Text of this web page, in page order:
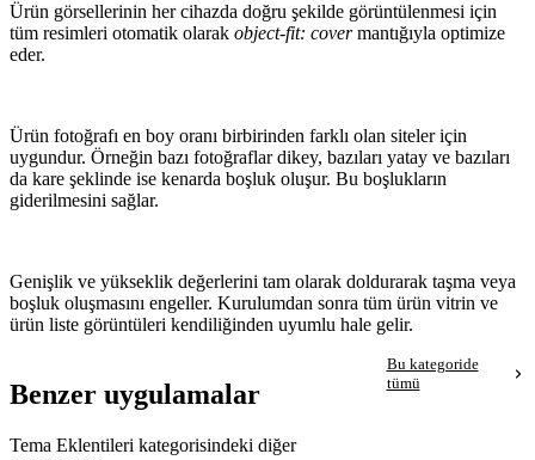
Ürün görsellerinin her cihazda doğru şekilde görüntülenmesi için
tüm resimleri otomatik olarak object-fit: covermantığıyla optimize
eder.
Ürün fotoğrafı en boy oranı birbirinden farklı olan siteler için
uygundur. Örneğin bazı fotoğraflar dikey, bazıları yatay ve bazıları
da kare şeklinde ise kenarda boşluk oluşur. Bu boşlukların
giderilmesini sağlar.
Genişlik ve yükseklik değerlerini tam olarak doldurarak taşma veya
boşluk oluşmasını engeller. Kurulumdan sonra tüm ürün vitrin ve
ürün liste görüntüleri kendiliğinden uyumlu hale gelir.
Benzer uygulamalar
Tema Eklentileri kategorisindeki diğer
Bu kategoride
tümü